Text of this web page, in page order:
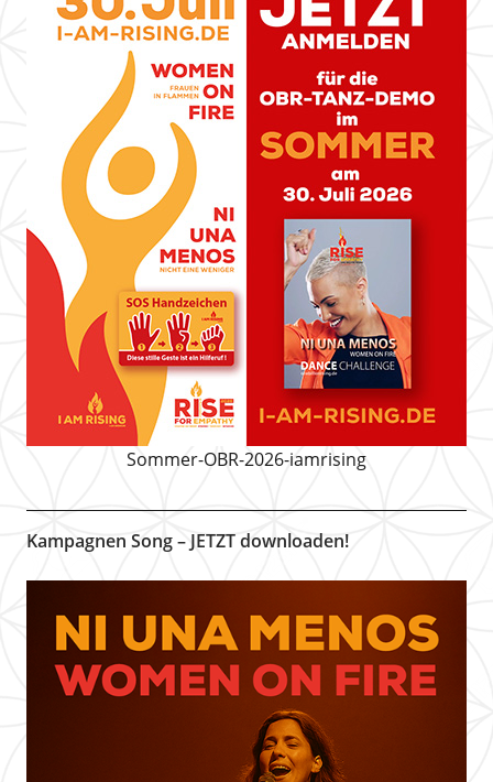
Sommer-OBR-2026-iamrising
Kampagnen Song – JETZT downloaden!